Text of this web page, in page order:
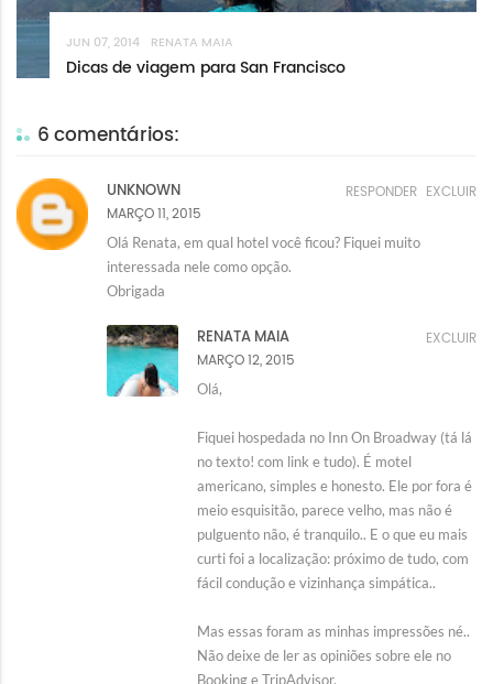
JUN 07, 2014 RENATA MAIA
Dicas de viagem para San Francisco
6 comentários:
UNKNOWN
MARÇO 11, 2015
Olá Renata, em qual hotel você ficou? Fiquei muito
interessada nele como opção.
Obrigada
RESPONDER EXCLUIR
RENATA MAIA
MARÇO 12, 2015
Olá,
Fiquei hospedada no Inn On Broadway (tá lá
no texto! com link e tudo). É motel
americano, simples e honesto. Ele por fora é
meio esquisitão, parece velho, mas não é
pulguento não, é tranquilo.. E o que eu mais
curti foi a localização: próximo de tudo, com
fácil condução e vizinhança simpática..
Mas essas foram as minhas impressões né..
Não deixe de ler as opiniões sobre ele no
Booking e TripAdvisor.
EXCLUIR